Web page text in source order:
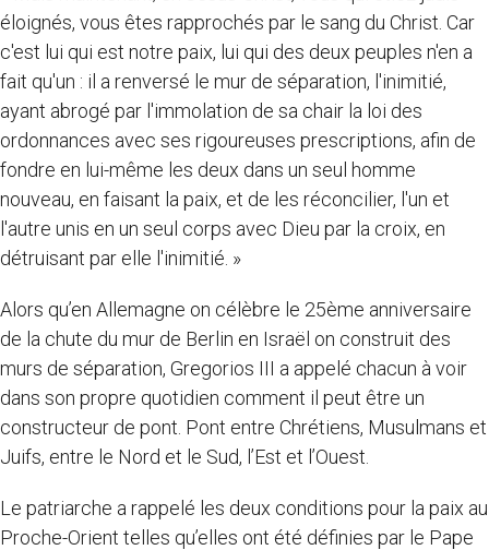
éloignés, vous êtes rapprochés par le sang du Christ. Car
c'est lui qui est notre paix, lui qui des deux peuples n'en a
fait qu'un : il a renversé le mur de séparation, l'inimitié,
ayant abrogé par l'immolation de sa chair la loi des
ordonnances avec ses rigoureuses prescriptions, afin de
fondre en lui-même les deux dans un seul homme
nouveau, en faisant la paix, et de les réconcilier, l'un et
l'autre unis en un seul corps avec Dieu par la croix, en
détruisant par elle l'inimitié. »
Alors qu’en Allemagne on célèbre le 25ème anniversaire
de la chute du mur de Berlin en Israël on construit des
murs de séparation, Gregorios III a appelé chacun à voir
dans son propre quotidien comment il peut être un
constructeur de pont. Pont entre Chrétiens, Musulmans et
Juifs, entre le Nord et le Sud, l’Est et l’Ouest.
Le patriarche a rappelé les deux conditions pour la paix au
Proche-Orient telles qu’elles ont été définies par le Pape